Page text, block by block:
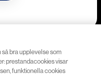
så bra upplevelse som
prestandacookies visar
funktionella cookies